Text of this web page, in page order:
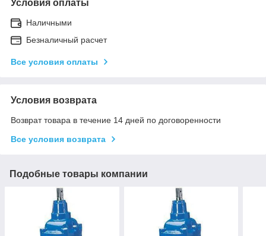
Условия оплаты
Наличными
Безналичный расчет
Все условия оплаты
Условия возврата
Возврат товара в течение 14 дней по договоренности
Все условия возврата
Подобные товары компании